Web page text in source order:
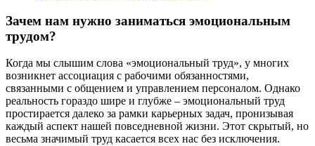
Зачем нам нужно заниматься эмоциональным
трудом?
Когда мы слышим слова «эмоциональный труд», у многих
возникнет ассоциация с рабочими обязанностями,
связанными с общением и управлением персоналом. Однако
реальность гораздо шире и глубже – эмоциональный труд
простирается далеко за рамки карьерных задач, пронизывая
каждый аспект нашей повседневной жизни. Этот скрытый, но
весьма значимый труд касается всех нас без исключения.